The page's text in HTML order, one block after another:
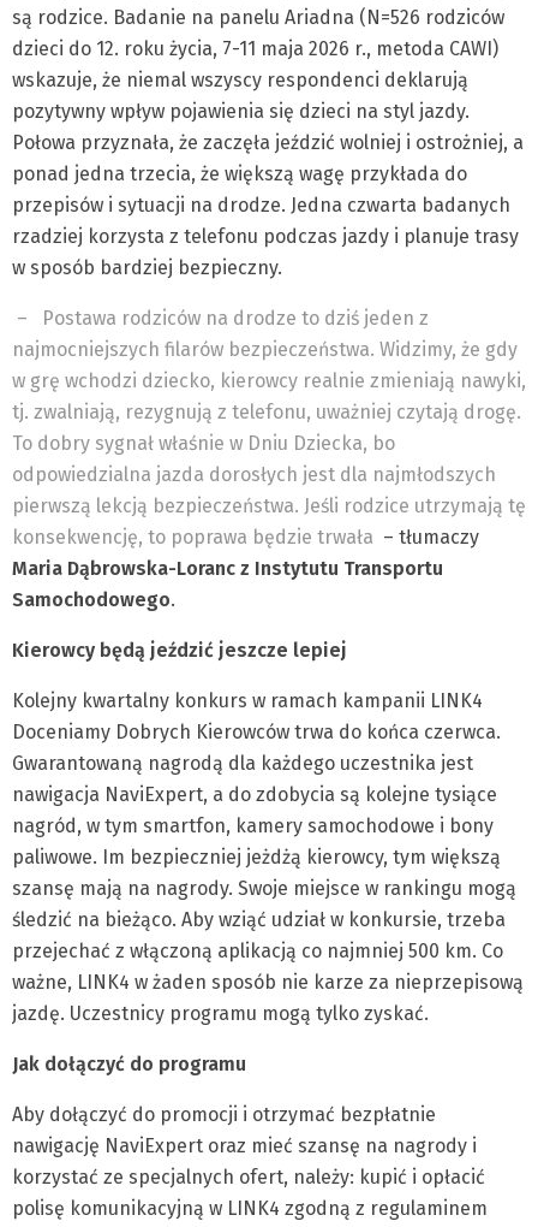
są rodzice. Badanie na panelu Ariadna (N=526 rodziców
dzieci do 12. roku życia, 7-11 maja 2026 r., metoda CAWI)
wskazuje, że niemal wszyscy respondenci deklarują
pozytywny wpływ pojawienia się dzieci na styl jazdy.
Połowa przyznała, że zaczęła jeździć wolniej i ostrożniej, a
ponad jedna trzecia, że większą wagę przykłada do
przepisów i sytuacji na drodze. Jedna czwarta badanych
rzadziej korzysta z telefonu podczas jazdy i planuje trasy
w sposób bardziej bezpieczny.
–
Postawa rodziców na drodze to dziś jeden z
najmocniejszych filarów bezpieczeństwa. Widzimy, że gdy
w grę wchodzi dziecko, kierowcy realnie zmieniają nawyki,
tj. zwalniają, rezygnują z telefonu, uważniej czytają drogę.
To dobry sygnał właśnie w Dniu Dziecka, bo
odpowiedzialna jazda dorosłych jest dla najmłodszych
pierwszą lekcją bezpieczeństwa. Jeśli rodzice utrzymają tę
konsekwencję, to poprawa będzie trwała – tłumaczy
Maria Dąbrowska-Loranc z Instytutu Transportu
Samochodowego.
Kierowcy będą jeździć jeszcze lepiej
Kolejny kwartalny konkurs w ramach kampanii LINK4
Doceniamy Dobrych Kierowców trwa do końca czerwca.
Gwarantowaną nagrodą dla każdego uczestnika jest
nawigacja NaviExpert, a do zdobycia są kolejne tysiące
nagród, w tym smartfon, kamery samochodowe i bony
paliwowe. Im bezpieczniej jeżdżą kierowcy, tym większą
szansę mają na nagrody. Swoje miejsce w rankingu mogą
śledzić na bieżąco. Aby wziąć udział w konkursie, trzeba
przejechać z włączoną aplikacją co najmniej 500 km. Co
ważne, LINK4 w żaden sposób nie karze za nieprzepisową
jazdę. Uczestnicy programu mogą tylko zyskać.
Jak dołączyć do programu
Aby dołączyć do promocji i otrzymać bezpłatnie
nawigację NaviExpert oraz mieć szansę na nagrody i
korzystać ze specjalnych ofert, należy: kupić i opłacić
polisę komunikacyjną w LINK4 zgodną z regulaminem